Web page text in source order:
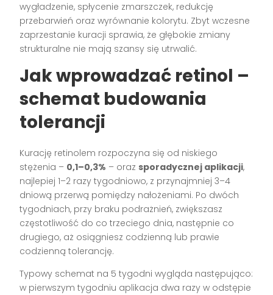
wygładzenie, spłycenie zmarszczek, redukcję
przebarwień oraz wyrównanie kolorytu. Zbyt wczesne
zaprzestanie kuracji sprawia, że głębokie zmiany
strukturalne nie mają szansy się utrwalić.
Jak wprowadzać retinol –
schemat budowania
tolerancji
Kurację retinolem rozpoczyna się od niskiego
stężenia – 0,1–0,3% – oraz sporadycznej aplikacji,
najlepiej 1–2 razy tygodniowo, z przynajmniej 3–4
dniową przerwą pomiędzy nałożeniami. Po dwóch
tygodniach, przy braku podrażnień, zwiększasz
częstotliwość do co trzeciego dnia, następnie co
drugiego, aż osiągniesz codzienną lub prawie
codzienną tolerancję.
Typowy schemat na 5 tygodni wygląda następująco:
w pierwszym tygodniu aplikacja dwa razy w odstępie